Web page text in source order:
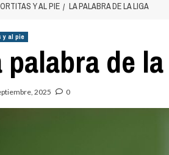
Y AL PIE LA PALABRA DE LA LIGA
y al pie
palabra de
2025 0